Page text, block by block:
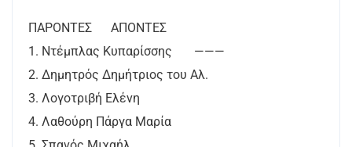
ΠΑΡΟΝΤΕΣ ΑΠΟΝΤΕΣ
1. Ντέμπλας Κυπαρίσσης ———
2. Δημητρός Δημήτριος του Αλ.
3. Λογοτριβή Ελένη
4. Λαθούρη Πάργα Μαρία